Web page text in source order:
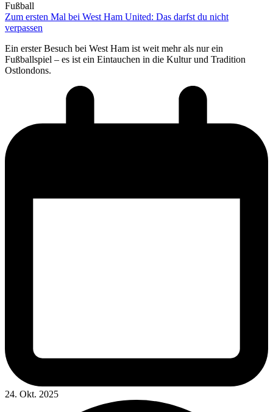
Fußball
Zum ersten Mal bei West Ham United: Das darfst du nicht
verpassen
Ein erster Besuch bei West Ham ist weit mehr als nur ein
Fußballspiel – es ist ein Eintauchen in die Kultur und Tradition
Ostlondons.
24. Okt. 2025